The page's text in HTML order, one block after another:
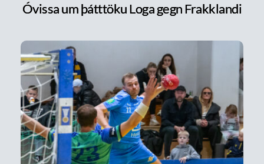
Óvissa um þátttöku Loga gegn Frakklandi